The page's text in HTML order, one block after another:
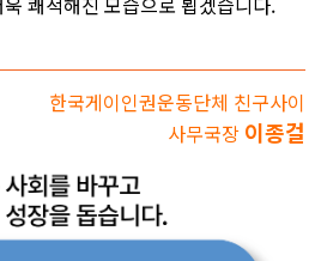
한국게이인권운동단체 친구사이
사무국장 이종걸